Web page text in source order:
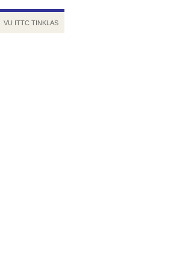
VU ITTC TINKLAS